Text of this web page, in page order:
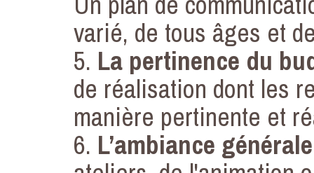
varié, de tous âges et
5. La pertinence du
de réalisation dont les
manière pertinente et
6. L’ambiance